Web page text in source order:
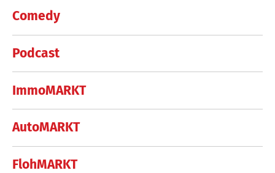
Comedy
Podcast
ImmoMARKT
AutoMARKT
FlohMARKT